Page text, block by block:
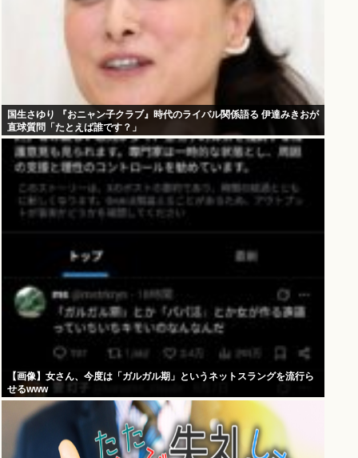
国生さゆり 『おニャン子クラブ』時代のライバル関係語る 伊達みきおが
直球質問「たとえば誰です？」
【画像】女さん、今度は「ガルガル期」というネットスラングを流行ら
せるwww